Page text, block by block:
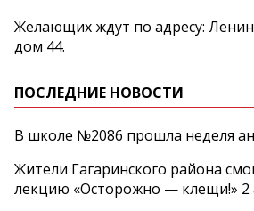
Желающих ждут по адресу:
дом 44.
ПОСЛЕДНИЕ НОВОСТИ
В школе №2086 прошла неделя
Жители Гагаринского района
лекцию «Осторожно — клещи!» 2